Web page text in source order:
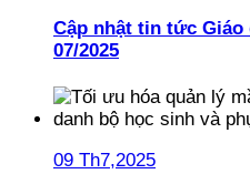
Cập nhật tin tức Giáo
07/2025
09 Th7,2025